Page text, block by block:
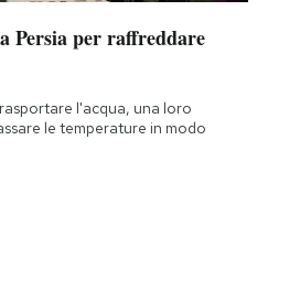
Persia per raffreddare
l'acqua, una loro
le temperature in modo